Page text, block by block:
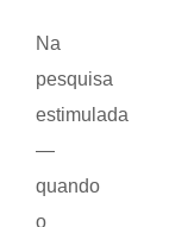
Na
pesquisa
estimulada
—
quando
o